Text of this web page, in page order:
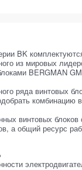
BK
из мировых
BERGMAN
ряда винтовых
комбинацию
винтовых блоков
а общий ресурс